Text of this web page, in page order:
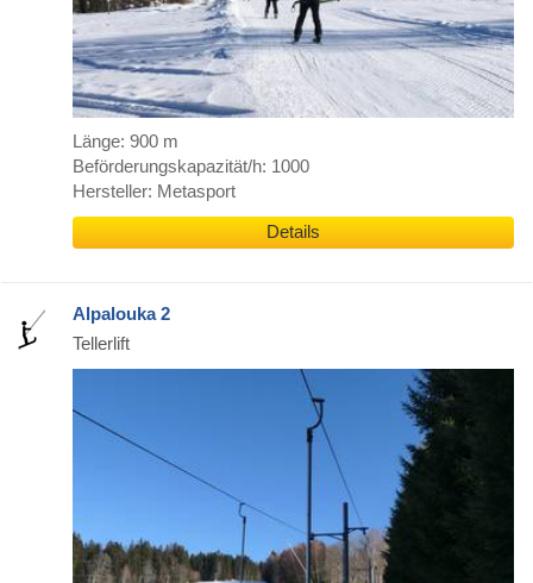
Länge: 900 m
Beförderungskapazität/h: 1000
Hersteller: Metasport
Details
Alpalouka 2
Tellerlift